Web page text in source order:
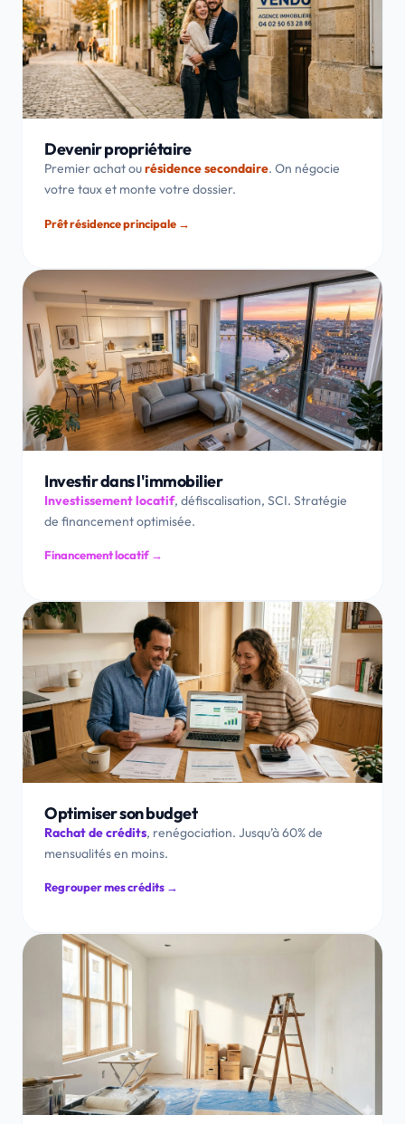
Devenir propriétaire
Premier achat ourésidence secondaire. On négocie
votre taux et monte votre dossier.
Prêt résidence principale →
Investir dans l'immobilier
Investissement locatif, défiscalisation, SCI. Stratégie
de financement optimisée.
Financement locatif →
Optimiser son budget
Rachat de crédits, renégociation. Jusqu’à 60% de
mensualités en moins.
Regrouper mes crédits →